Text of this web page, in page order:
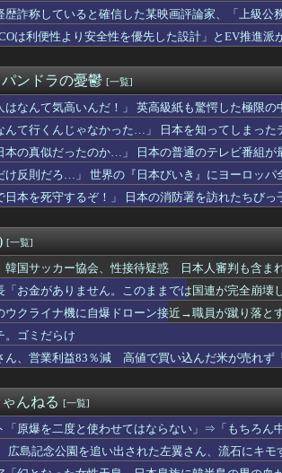
庫処分ｗｗｗｗｗｗｗｗｗ
これでパイズリされたら3秒で果てるだろ
、大誤審で炎上
ヤニヤが止まらない男がこちらｗｗｗｗｗｗｗｗｗ
ってたから工事したのに！』『こんなやり方で金儲
許してくれなくて詰む・・・
合計600点満点の爆乳女さん現るｗｗｗwｗｗｗ...
ゃいけないのは高市、アメリカ、イスラエル」→
誕ポストが完璧すぎる！！！【乃木坂46】
衛隊のトマホーク試射を批判「周辺の安全保障上
だけ？」義兄夫婦「でも新築を建てる予定だから」
渡せば核戦争が始まってしまう」と訴える市民団体
メに挑戦してみました」
ヨおば、自分の家に来られたら全力で拒否るｗｗ
いバイクか？
捕まった強盗の異様な格好に海外びっくり仰天！
お願いします！」すき家「絶対残すから無理です
ハワイで解禁してしまう
「ありがとう」と言わない
結婚発表！「ゾンビランドサガ」ゆうぎり、「ウ
せん。このままでは国連が完全崩壊します。助けて
パック開けると薄いフィルム入ってるけどあれな
の人妻さん、ベッドの上で発情してしまうｗｗｗ
苦しむゲーム
だあ、バレーしてたら太ももむちむちやん…」
歴詐称していると確信した某映画評論家、「上級
…… は利便性より安全性を優先した設計」とEV推進
ンドラの憂鬱 [一覧]
はなんて気高いんだ！」 英高級紙も驚愕した極限
んて行くんじゃなかった…」 日本を知ってしまっ
本の真似だったのか…」 日本の普通のテレビ番組が
け反則だろ…」 世界の『日本びいき』にヨーロッパ
日本を死守するぞ！」 日本の消防署を訪れたちびっ
[一覧]
韓国サッカー協会、性接待疑惑 日本人審判も含ま
「お金がありません。このままでは国連が完全崩壊
ウクライナ機に自爆ドローン接近→職員が蹴り落
。ゴミだらけ
ん、営業利益83％減 高値で買い込んだ米が売れず
んねる [一覧]
「原爆を二度と使わせてはならない」⇒「もちろん
広島記念公園を追い出された左翼さん、流石にキモ